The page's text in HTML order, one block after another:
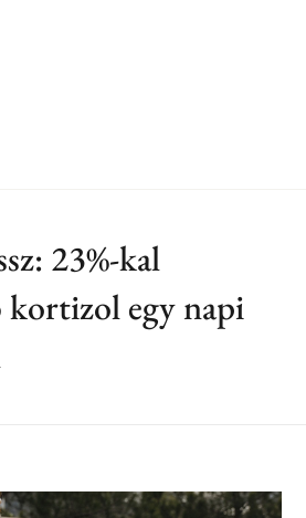
23%-kal
kortizol egy napi